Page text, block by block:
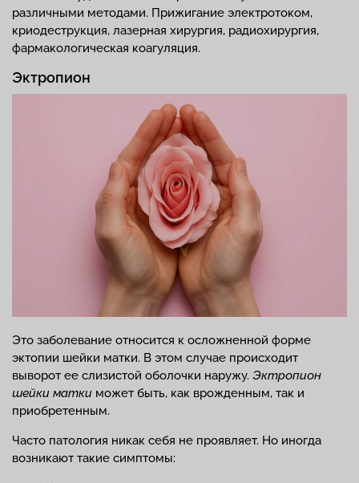
различными методами. Прижигание электротоком,
криодеструкция, лазерная хирургия, радиохирургия,
фармакологическая коагуляция.
Эктропион
Это заболевание относится к осложненной форме
эктопии шейки матки. В этом случае происходит
выворот ее слизистой оболочки наружу. Эктропион
шейки матки может быть, как врожденным, так и
приобретенным.
Часто патология никак себя не проявляет. Но иногда
возникают такие симптомы: